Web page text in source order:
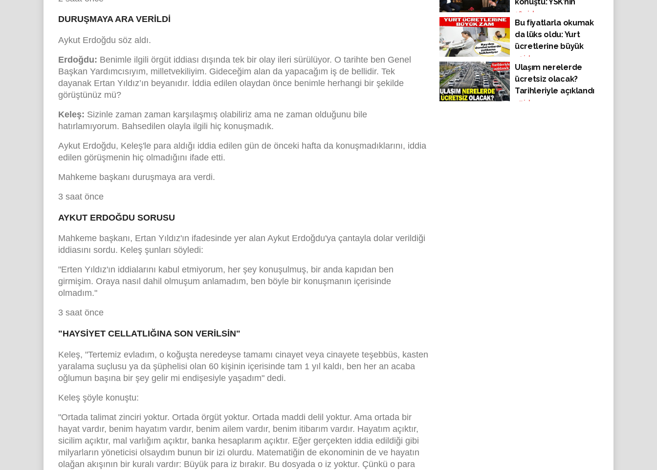
DURUŞMAYA ARA VERİLDİ
Aykut Erdoğdu söz aldı.
Erdoğdu: Benimle ilgili örgüt iddiası dışında tek bir olay ileri sürülüyor. O tarihte ben Genel
Başkan Yardımcısıyım, milletvekiliyim. Gideceğim alan da yapacağım iş de bellidir. Tek
dayanak Ertan Yıldız’ın beyanıdır. İddia edilen olaydan önce benimle herhangi bir şekilde
görüştünüz mü?
Keleş: Sizinle zaman zaman karşılaşmış olabiliriz ama ne zaman olduğunu bile
hatırlamıyorum. Bahsedilen olayla ilgili hiç konuşmadık.
Aykut Erdoğdu, Keleş'le para aldığı iddia edilen gün de önceki hafta da konuşmadıklarını, iddia
edilen görüşmenin hiç olmadığını ifade etti.
Mahkeme başkanı duruşmaya ara verdi.
3 saat önce
AYKUT ERDOĞDU SORUSU
Mahkeme başkanı, Ertan Yıldız'ın ifadesinde yer alan Aykut Erdoğdu'ya çantayla dolar verildiği
iddiasını sordu. Keleş şunları söyledi:
"Erten Yıldız'ın iddialarını kabul etmiyorum, her şey konuşulmuş, bir anda kapıdan ben
girmişim. Oraya nasıl dahil olmuşum anlamadım, ben böyle bir konuşmanın içerisinde
olmadım."
3 saat önce
"HAYSİYET CELLATLIĞINA SON VERİLSİN"
Keleş, "Tertemiz evladım, o koğuşta neredeyse tamamı cinayet veya cinayete teşebbüs, kasten
yaralama suçlusu ya da şüphelisi olan 60 kişinin içerisinde tam 1 yıl kaldı, ben her an acaba
oğlumun başına bir şey gelir mi endişesiyle yaşadım" dedi.
Keleş şöyle konuştu:
"Ortada talimat zinciri yoktur. Ortada örgüt yoktur. Ortada maddi delil yoktur. Ama ortada bir
hayat vardır, benim hayatım vardır, benim ailem vardır, benim itibarım vardır. Hayatım açıktır,
sicilim açıktır, mal varlığım açıktır, banka hesaplarım açıktır. Eğer gerçekten iddia edildiği gibi
milyarların yöneticisi olsaydım bunun bir izi olurdu. Matematiğin de ekonominin de ve hayatın
olağan akışının bir kuralı vardır: Büyük para iz bırakır. Bu dosyada o iz yoktur. Çünkü o para
kararı benim için sıfır
mahiyetinde
164 izlenme
Bu fiyatlarla okumak
da lüks oldu: Yurt
ücretlerine büyük
zam!
43 izlenme
Ulaşım nerelerde
ücretsiz olacak?
Tarihleriyle açıklandı
47izlenme